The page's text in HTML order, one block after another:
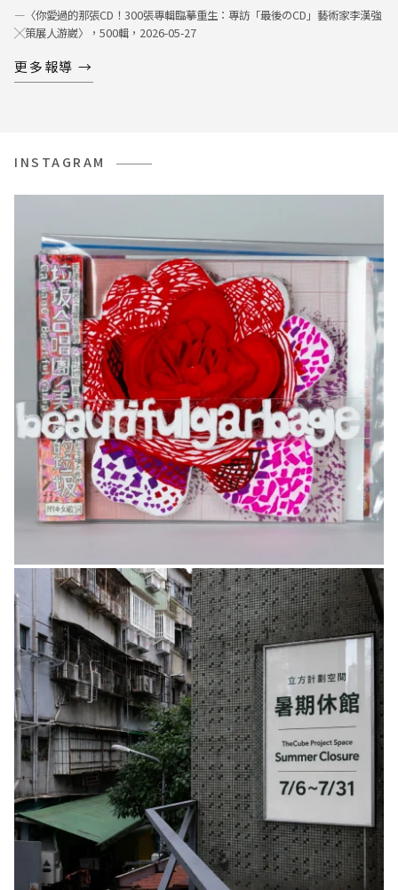
—〈你愛過的那張CD！300張專輯臨摹重生：專訪「最後のCD」藝術家李漢強
╳策展人游崴〉，500輯，2026-05-27
更多報導 →
→ 更多報導 →
INSTAGRAM